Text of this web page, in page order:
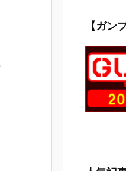
【ガン